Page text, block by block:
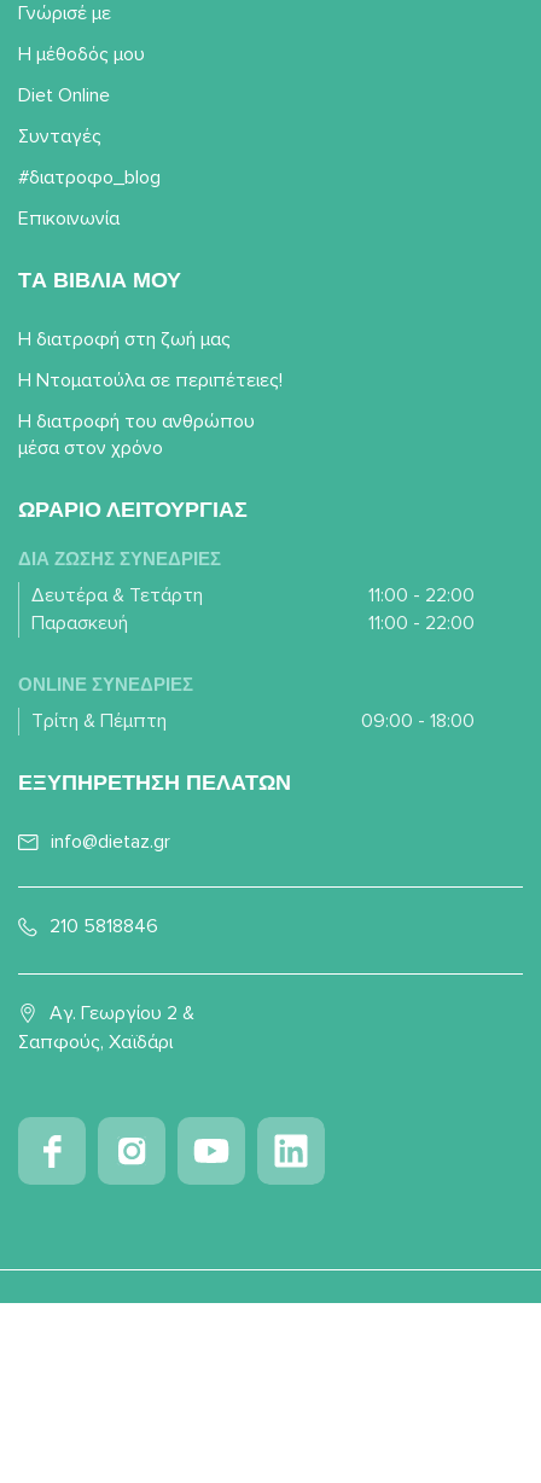
Γνώρισέ με
Η μέθοδός μου
Diet Online
Συνταγές
#διατροφο_blog
Επικοινωνία
TΑ ΒΙΒΛΙΑ ΜΟΥ
Η διατροφή στη ζωή μας
Η Ντοματούλα σε περιπέτειες!
Η διατροφή του ανθρώπου
μέσα στον χρόνο
ΩΡΑΡΙΟ ΛΕΙΤΟΥΡΓΙΑΣ
ΔΙΑ ΖΩΣΗΣ ΣΥΝΕΔΡΙΕΣ
Δευτέρα & Τετάρτη
11:00 - 22:00
Παρασκευή
11:00 - 22:00
ONLINE ΣΥΝΕΔΡΙΕΣ
Τρίτη & Πέμπτη 09:00 - 18:00
ΕΞΥΠΗΡΕΤΗΣΗ ΠΕΛΑΤΩΝ
info@dietaz.gr
210 5818846
Αγ. Γεωργίου 2 &
Σαπφούς, Χαϊδάρι